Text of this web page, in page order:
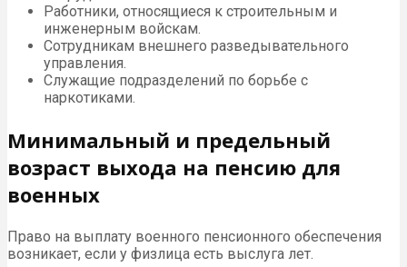
Работники, относящиеся к строительным и
инженерным войскам.
Сотрудникам внешнего разведывательного
управления.
Служащие подразделений по борьбе с
наркотиками.
Минимальный и предельный
возраст выхода на пенсию для
военных
Право на выплату военного пенсионного обеспечения
возникает, если у физлица есть выслуга лет.